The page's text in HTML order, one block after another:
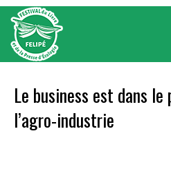
Skip
content
Le business est dans
l’agro-industrie